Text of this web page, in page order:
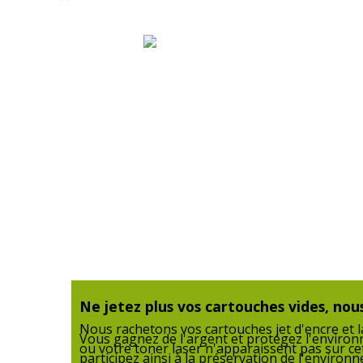
Données logistiques
Hauteur emballée
Ne jetez plus vos cartouches vides,
Nous rachetons vos cartouches jet d'encre et
Vous gagnez de l'argent et protégez
ou votre toner laser n'apparaissent pas sur
participez ainsi à la préservation de